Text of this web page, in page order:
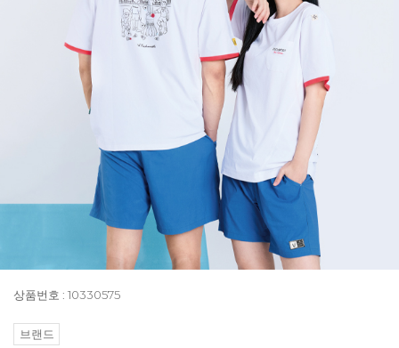
상품번호 : 10330575
브랜드